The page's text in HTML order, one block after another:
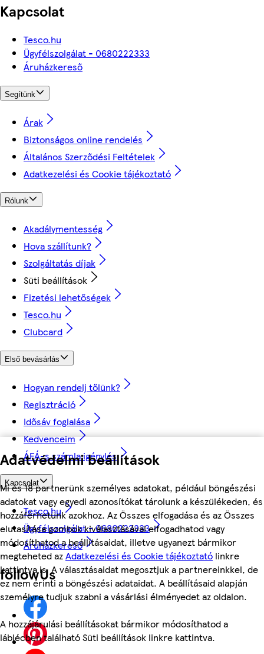
Adatvédelmi beállítások
Mi és 18 partnerünk személyes adatokat, például böngészési
adatokat vagy egyedi azonosítókat tárolunk a készülékeden, és
hozzáférhetünk azokhoz. Az Összes elfogadása és az Összes
elutasítása gombok kiválasztásával elfogadhatod vagy
módosíthatod a beállításaidat, illetve ugyanezt bármikor
megteheted azAdatkezelési és Cookie tájékoztató linkre
kattintva is. A választásaidat megosztjuk a partnereinkkel, de
ez nem érinti a böngészési adataidat. A beállításaid alapján
személyre tudjuk szabni a vásárlási élményedet az oldalon.
A hozzájárulási beállításokat bármikor módosíthatod a
láblécben található Süti beállítások linkre kattintva.
Kapcsolat
Tesco.hu
Ügyfélszolgálat - 0680222333
Áruházkereső
Segítünk
Árak
Biztonságos online rendelés
Általános Szerződési Feltételek
Adatkezelési és Cookie tájékoztató
Rólunk
Akadálymentesség
Hova szállítunk?
Szolgáltatás díjak
Süti beállítások
Fizetési lehetőségek
Tesco.hu
Clubcard
Első bevásárlás
Hogyan rendelj tőlünk?
Regisztráció
Idősáv foglalása
Kedvenceim
ÁFÁ-s számla igénylés
Kapcsolat
Tesco.hu
Ügyfélszolgálat - 0680222333
Áruházkereső
followUs